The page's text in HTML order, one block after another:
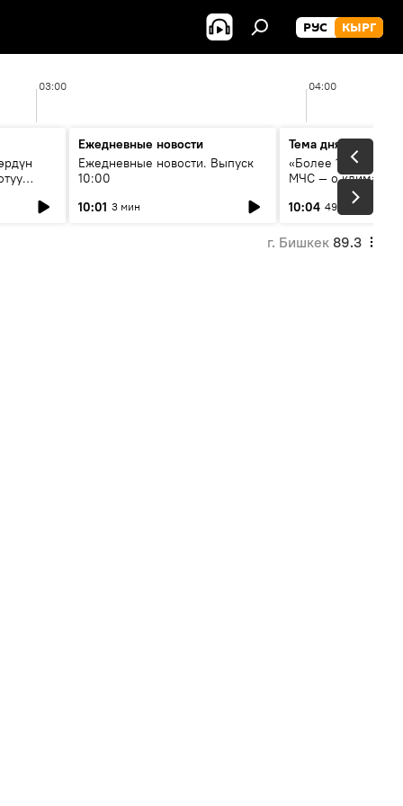
РУС КЫРГ
03:00 04:00
Ежедневные новости
Ежедневные новости. Выпуск
10:00
10:01 3 мин
Тема дня
«Более 1200 сёл в
МЧС — о климате,
системе
населения
10:04 49 мин
г. Бишкек 89.3